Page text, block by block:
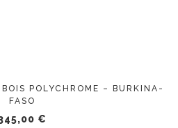
POLYCHROME – BURKINA-
FASO
€